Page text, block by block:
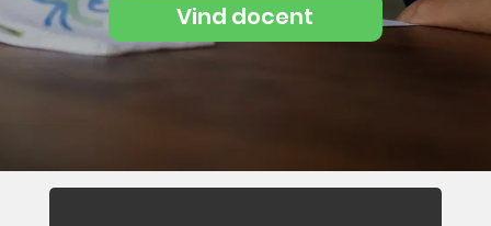
Vind docent